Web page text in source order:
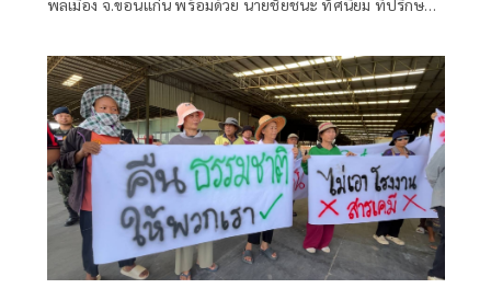
พลเมือง จ.ขอนแก่น พร้อมด้วย นายชัยชนะ ทัศนิยม ที่ปรึกษา
ต่อศูนย์ดำรงธรรม ส่งถึง นายอนุทิน ชาญวีรกุล นายกรัฐมนตรี
และ รมว.มหาดไทย ใ